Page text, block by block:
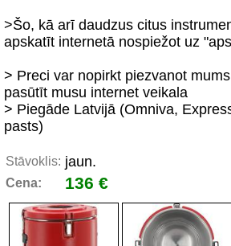
>Šo, kā arī daudzus citus
apskatīt internetā nospiežot uz
> Preci var nopirkt piezvanot
pasūtīt musu internet veikala
> Piegāde Latvijā (Omniva,
pasts)
Stāvoklis: jaun.
Cena: 136 €